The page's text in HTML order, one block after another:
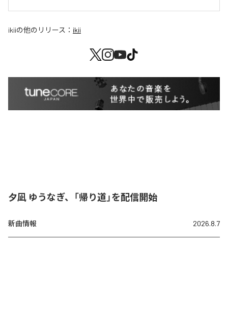
ikiiの他のリリース： ikii
夕凪 ゆうなぎ、「帰り道」を配信開始
新曲情報 2026.8.7